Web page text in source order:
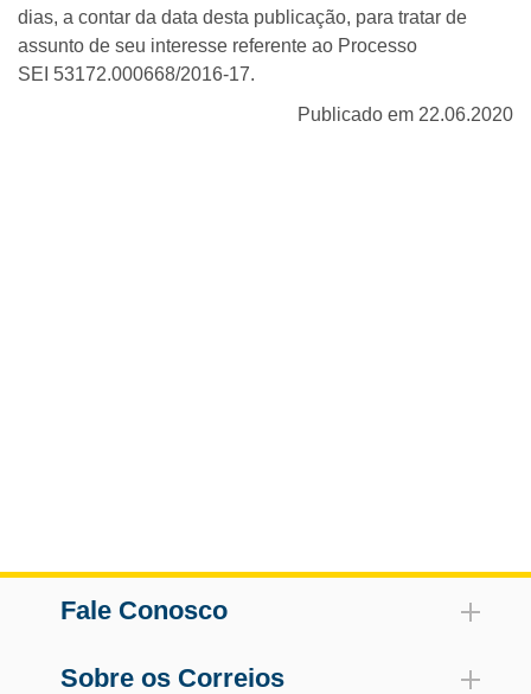
dias, a contar da data desta publicação, para tratar de
assunto de seu interesse referente ao Processo
SEI 53172.000668/2016-17.
Publicado em 22.06.2020
Fale Conosco
Sobre os Correios